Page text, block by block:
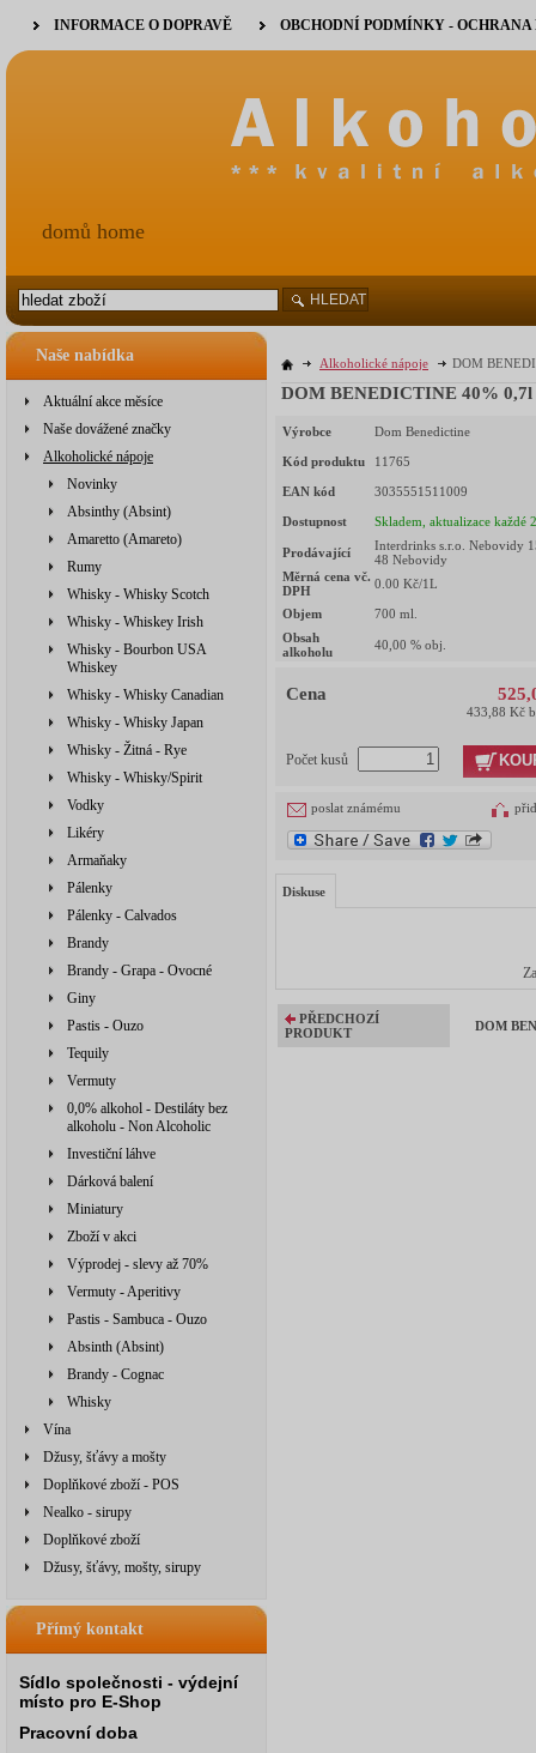
Naše nabídka
Aktuální akce měsíce
Naše dovážené značky
Alkoholické nápoje
Novinky
Absinthy (Absint)
Amaretto (Amareto)
Rumy
Whisky - Whisky Scotch
Whisky - Whiskey Irish
Whisky - Bourbon USA
Whiskey
Whisky - Whisky Canadian
Whisky - Whisky Japan
Whisky - Žitná - Rye
Whisky - Whisky/Spirit
Vodky
Likéry
Armaňaky
Pálenky
Pálenky - Calvados
Brandy
Brandy - Grapa - Ovocné
Giny
Pastis - Ouzo
Tequily
Vermuty
0,0% alkohol - Destiláty bez
alkoholu - Non Alcoholic
Investiční láhve
Dárková balení
Miniatury
Zboží v akci
Výprodej - slevy až 70%
Vermuty - Aperitivy
Pastis - Sambuca - Ouzo
Absinth (Absint)
Brandy - Cognac
Whisky
Vína
Džusy, šťávy a mošty
Doplňkové zboží - POS
Nealko - sirupy
Doplňkové zboží
Džusy, šťávy, mošty, sirupy
Přímý kontakt
Sídlo společnosti - výdejní
místo pro E-Shop
Pracovní doba
Alkoholické nápoje DOM
DOM BENEDICTINE 40% 0,7l
Výrobce Dom Benedictine
Kód produktu 11765
EAN kód 3035551511009
Dostupnost Skladem, aktualizace každé
Prodávající
Interdrinks s.r.o. Nebovidy
48 Nebovidy
Měrná cena vč.
DPH
0.00 Kč/1L
Objem 700 ml.
Obsah
alkoholu
40,00 % obj.
Cena
433,88 Kč
Počet kusů
poslat známému
Diskuse
PŘEDCHOZÍ
PRODUKT
DOM
INFORMACE O DOPRAVĚ OBCHODNÍ PODMÍNKY -
domů home
HLEDAT